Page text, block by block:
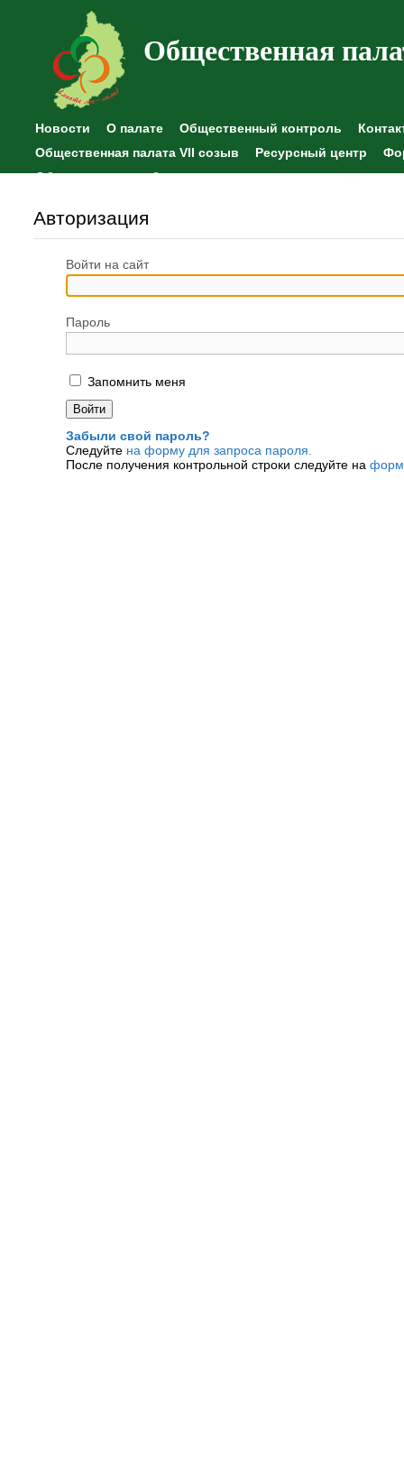
Общественная
Новости О палате Общественный контроль
Общественная палата VII созыв
Ресурсный центр
Общественные наблюдения
Авторизация
Войти на сайт
Пароль
Запомнить меня
Забыли свой пароль?
Следуйте на форму для запроса пароля.
После получения контрольной строки следуйте на